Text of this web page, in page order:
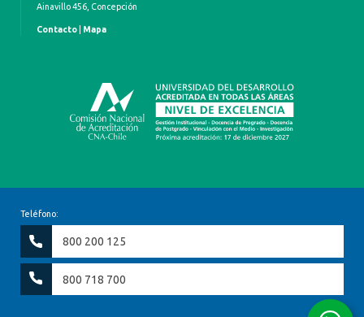
Ainavillo 456, Concepción
Contacto Mapa
Teléfono:
800 200 125
800 718 700